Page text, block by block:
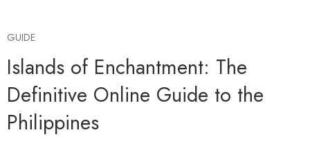
GUIDE
Islands of Enchantment: The
Definitive Online Guide to the
Philippines